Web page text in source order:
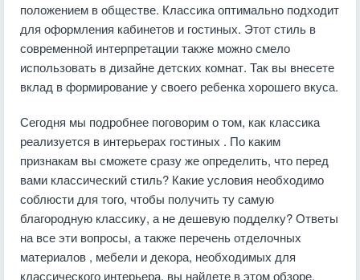
положением в обществе. Классика оптимально подходит
для оформления кабинетов и гостиных. Этот стиль в
современной интерпретации также можно смело
использовать в дизайне детских комнат. Так вы внесете
вклад в формирование у своего ребенка хорошего вкуса.
Сегодня мы подробнее поговорим о том, как классика
реализуется в интерьерах гостиных . По каким
признакам вы сможете сразу же определить, что перед
вами классический стиль? Какие условия необходимо
соблюсти для того, чтобы получить ту самую
благородную классику, а не дешевую подделку? Ответы
на все эти вопросы, а также перечень отделочных
материалов , мебели и декора, необходимых для
классического интерьера, вы найдете в этом обзоре.